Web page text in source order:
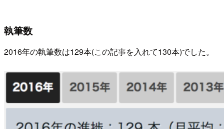
執筆数
2016年の執筆数は129本(この記事を入れて130本)でした。